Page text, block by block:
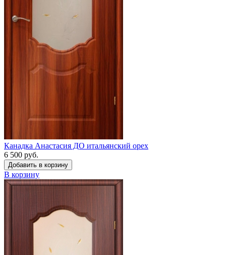
Канадка Анастасия ДО итальянский орех
6 500 руб.
Добавить в корзину
В корзину